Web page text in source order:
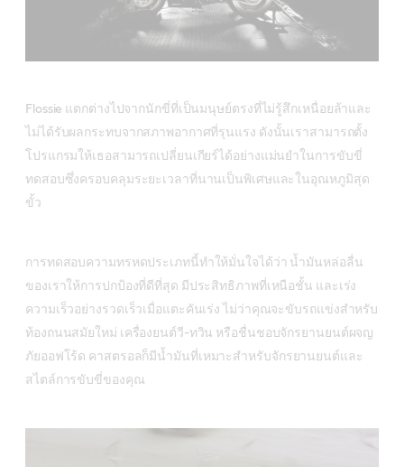
Flossie แตกต่างไปจากนักขี่ที่เป็นมนุษย์ตรงที่ไม่รู้สึกเหนื่อยล้าและ
ไม่ได้รับผลกระทบจากสภาพอากาศที่รุนแรง ดังนั้นเราสามารถตั้ง
โปรแกรมให้เธอสามารถเปลี่ยนเกียร์ได้อย่างแม่นยำในการขับขี่
ทดสอบซึ่งครอบคลุมระยะเวลาที่นานเป็นพิเศษและในอุณหภูมิสุด
ขั้ว
การทดสอบความทรหดประเภทนี้ทำให้มั่นใจได้ว่า น้ำมันหล่อลื่น
ของเราให้การปกป้องที่ดีที่สุด มีประสิทธิภาพที่เหนือชั้น และเร่ง
ความเร็วอย่างรวดเร็วเมื่อแตะคันเร่ง ไม่ว่าคุณจะขับรถแข่งสำหรับ
ท้องถนนสมัยใหม่ เครื่องยนต์วี-ทวิน หรือชื่นชอบจักรยานยนต์ผจญ
ภัยออฟโร้ด คาสตรอลก็มีน้ำมันที่เหมาะสำหรับจักรยานยนต์และ
สไตล์การขับขี่ของคุณ